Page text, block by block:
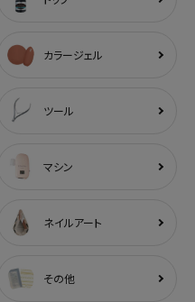
カラージェル
ツール
マシン
ネイルアート
その他